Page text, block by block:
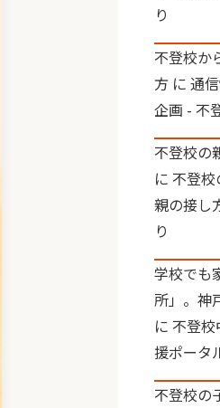
り
不登校か
方 に通
企画 - 不
不登校の
に 不登
親の接し
り
学校でも
所」。神
に 不登
援ポータ
不登校の